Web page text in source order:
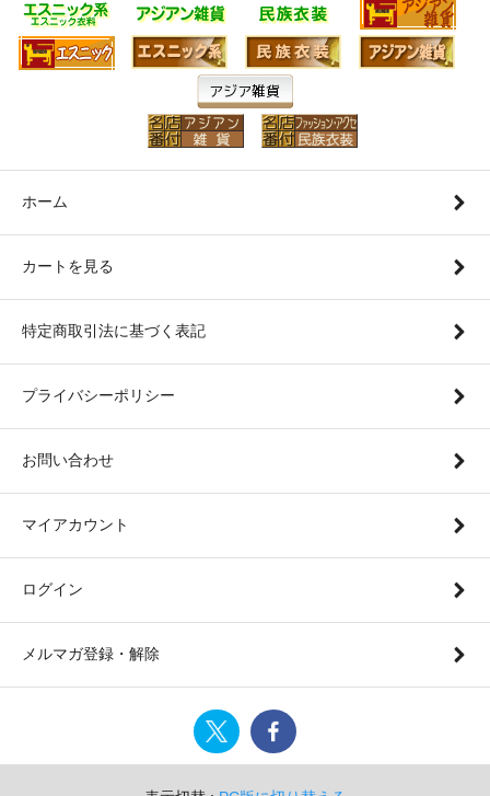
ホーム
カートを見る
特定商取引法に基づく表記
プライバシーポリシー
お問い合わせ
マイアカウント
ログイン
メルマガ登録・解除